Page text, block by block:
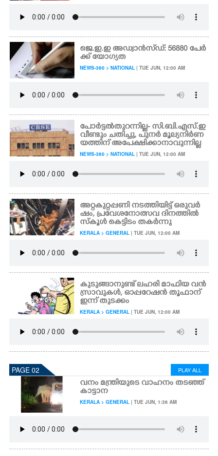
ART
ASTRO
CARTOONS
LITERATURE
ZOOM
CONTACT US
ജെ.ഇ.ഇ അഡ്വാൻസ്‌ഡ്: 56880 പേർ
ക്ക് യോഗ്യത
NEWS-360 > NATIONAL | TUE JUN, 12:00 AM
പോർട്ടൽ തുറന്നില്ല- സി.ബി.എസ്.ഇ
വീണ്ടും ചതിച്ചു, പുനർ മൂല്യനിർണ
യത്തിന് അപേക്ഷിക്കാനാവുന്നില്ല
NEWS-360 > NATIONAL | TUE JUN, 12:00 AM
അറ്റകുറ്റപ്പണി നടത്തിയിട്ട് ഒരുവർ
ഷം, പ്രവേശനോത്സവ ദിനത്തിൽ
സ്കൂൾ കെട്ടിടം തകർന്നു
KERALA > GENERAL | TUE JUN, 12:00 AM
കുടുങ്ങാനുണ്ട് ലഹരി മാഫിയ വൻ
സ്രാവുകൾ, ഓപ്പറേഷൻ തൂഫാന്
ഇന്ന് തുടക്കം
KERALA > GENERAL | TUE JUN, 12:00 AM
PAGE 02 PLAY ALL
വനം മന്ത്രിയുടെ വാഹനം തടഞ്ഞ്
കാട്ടാന
KERALA > GENERAL | TUE JUN, 1:36 AM